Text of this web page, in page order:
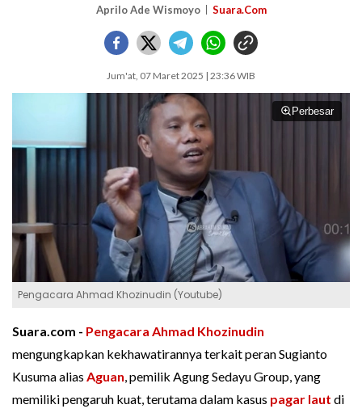
Aprilo Ade Wismoyo Suara.Com
Jum'at, 07 Maret 2025 | 23:36 WIB
Perbesar
Pengacara Ahmad Khozinudin (Youtube)
Suara.com - Pengacara Ahmad Khozinudin
mengungkapkan kekhawatirannya terkait peran Sugianto
Kusuma alias Aguan, pemilik Agung Sedayu Group, yang
memiliki pengaruh kuat, terutama dalam kasus pagar laut di